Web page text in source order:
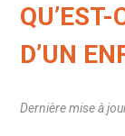
D’UN
Dernière mise à